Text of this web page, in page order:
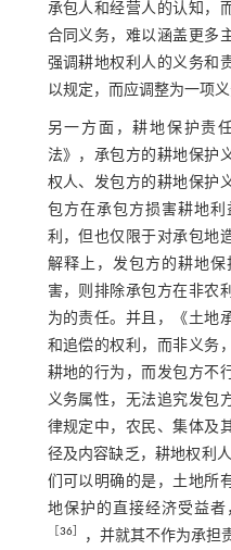
承包人和经营人的认知，
合同义务，难以涵盖更多
强调耕地权利人的义务和
以规定，而应调整为一项
另一方面，耕地保护责
法》，承包方的耕地保护
权人、发包方的耕地保护
包方在承包方损害耕地
利，但也仅限于对承包地
解释上，发包方的耕地
害，则排除承包方在非农
为的责任。并且，《土地
和追偿的权利，而非义务
耕地的行为，而发包方不
义务属性，无法追究发包
律规定中，农民、集体及
径及内容缺乏，耕地权利
们可以明确的是，土地所
地保护的直接经济受益
36］ ，并就其不作为承担